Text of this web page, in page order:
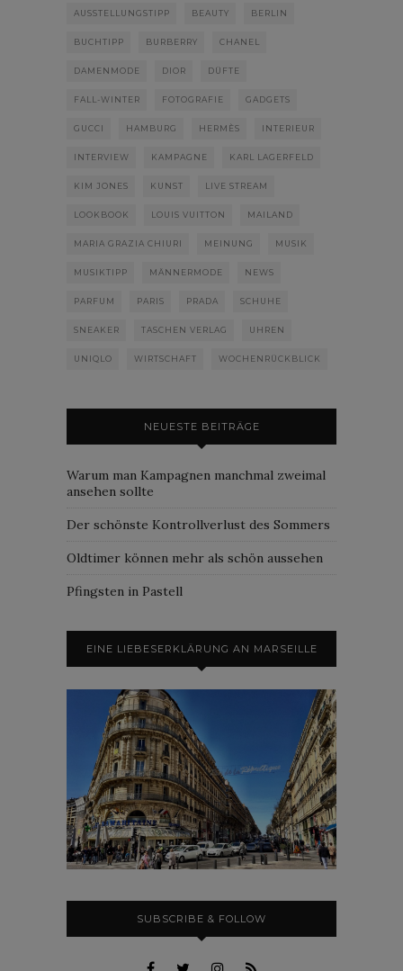
AUSSTELLUNGSTIPP BEAUTY BERLIN
BUCHTIPP BURBERRY CHANEL
DAMENMODE DIOR DÜFTE
FALL-WINTER FOTOGRAFIE GADGETS
GUCCI HAMBURG HERMÈS INTERIEUR
INTERVIEW KAMPAGNE KARL LAGERFELD
KIM JONES KUNST LIVE STREAM
LOOKBOOK LOUIS VUITTON MAILAND
MARIA GRAZIA CHIURI MEINUNG MUSIK
MUSIKTIPP MÄNNERMODE NEWS
PARFUM PARIS PRADA SCHUHE
SNEAKER TASCHEN VERLAG UHREN
UNIQLO WIRTSCHAFT WOCHENRÜCKBLICK
NEUESTE BEITRÄGE
Warum man Kampagnen manchmal zweimal
ansehen sollte
Der schönste Kontrollverlust des Sommers
Oldtimer können mehr als schön aussehen
Pfingsten in Pastell
EINE LIEBESERKLÄRUNG AN MARSEILLE
SUBSCRIBE & FOLLOW